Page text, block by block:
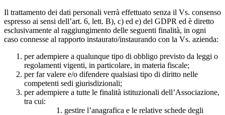
Il trattamento dei dati personali verrà effettuato senza il Vs. consenso
espresso ai sensi dell’art. 6, lett. B), c) ed e) del GDPR ed è diretto
esclusivamente al raggiungimento delle seguenti finalità, in ogni
caso connesse al rapporto instaurato/instaurando con la Vs. azienda:
per adempiere a qualunque tipo di obbligo previsto da leggi o
regolamenti vigenti, in particolare, in materia fiscale;
per far valere e/o difendere qualsiasi tipo di diritto nelle
competenti sedi giurisdizionali;
per adempiere a tutte le finalità istituzionali dell’Associazione,
tra cui:
gestire l’anagrafica e le relative schede degli